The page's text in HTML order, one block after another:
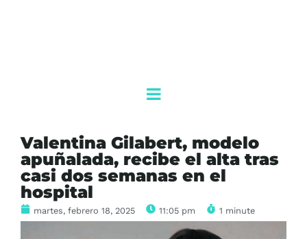
Valentina Gilabert, modelo
apuñalada, recibe el alta tras
casi dos semanas en el
hospital
martes, febrero 18, 2025 11:05 pm 1 minute